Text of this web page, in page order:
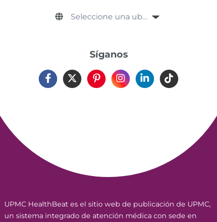
Síganos
UPMC HealthBeat es el sitio web de publicación de UPMC,
un sistema integrado de atención médica con sede en